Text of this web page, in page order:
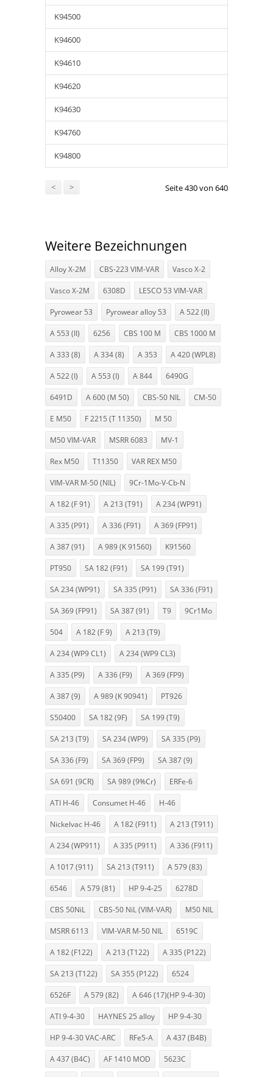
K94500
K94600
K94610
K94620
K94630
K94760
K94800
< > Seite 430 von 640
Weitere Bezeichnungen
Alloy X-2M CBS-223 VIM-VAR Vasco X-2
Vasco X-2M 6308D LESCO 53 VIM-VAR
Pyrowear 53 Pyrowear alloy 53 A 522 (II)
A 553 (II) 6256 CBS 100 M CBS 1000 M
A 333 (8) A 334 (8) A 353 A 420 (WPL8)
A 522 (I) A 553 (I) A 844 6490G
6491D A 600 (M 50) CBS-50 NIL CM-50
E M50 F 2215 (T 11350) M 50
M50 VIM-VAR MSRR 6083 MV-1
Rex M50 T11350 VAR REX M50
VIM-VAR M-50 (NIL) 9Cr-1Mo-V-Cb-N
A 182 (F 91) A 213 (T91) A 234 (WP91)
A 335 (P91) A 336 (F91) A 369 (FP91)
A 387 (91) A 989 (K 91560) K91560
PT950 SA 182 (F91) SA 199 (T91)
SA 234 (WP91) SA 335 (P91) SA 336 (F91)
SA 369 (FP91) SA 387 (91) T9 9Cr1Mo
504 A 182 (F 9) A 213 (T9)
A 234 (WP9 CL1) A 234 (WP9 CL3)
A 335 (P9) A 336 (F9) A 369 (FP9)
A 387 (9) A 989 (K 90941) PT926
S50400 SA 182 (9F) SA 199 (T9)
SA 213 (T9) SA 234 (WP9) SA 335 (P9)
SA 336 (F9) SA 369 (FP9) SA 387 (9)
SA 691 (9CR) SA 989 (9%Cr) ERFe-6
ATI H-46 Consumet H-46 H-46
Nickelvac H-46 A 182 (F911) A 213 (T911)
A 234 (WP911) A 335 (P911) A 336 (F911)
A 1017 (911) SA 213 (T911) A 579 (83)
6546 A 579 (81) HP 9-4-25 6278D
CBS 50NiL CBS-50 NiL (VIM-VAR) M50 NIL
MSRR 6113 VIM-VAR M-50 NIL 6519C
A 182 (F122) A 213 (T122) A 335 (P122)
SA 213 (T122) SA 355 (P122) 6524
6526F A 579 (82) A 646 (17)(HP 9-4-30)
ATI 9-4-30 HAYNES 25 alloy HP 9-4-30
HP 9-4-30 VAC-ARC RFe5-A A 437 (B4B)
A 437 (B4C) AF 1410 MOD 5623C